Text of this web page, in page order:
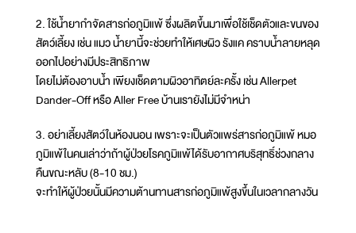
2. ใช้น้ำยากำจัดสารก่อภูมิแพ้ ซึ่งผลิตขึ้นมาเพื่อใช้เช็ดตัวและขนของ
สัตว์เลี้ยง เช่น แมว น้ำยานี้จะช่วยทำให้เศษผิว รังแค คราบน้ำลายหลุด
ออกไปอย่างมีประสิทธิภาพ
โดยไม่ต้องอาบน้ำ เพียงเช็ดตามผิวอาทิตย์ละครั้ง เช่น Allerpet
Dander-Off หรือ Aller Free บ้านเรายังไม่มีจำหน่า
3. อย่าเลี้ยงสัตว์ในห้องนอน เพราะจะเป็นตัวแพร่สารก่อภูมิแพ้ หมอ
ภูมิแพ้ในคนเล่าว่าถ้าผู้ป่วยโรคภูมิแพ้ได้รับอากาศบริสุทธิ์ช่วงกลาง
คืนขณะหลับ (8-10 ชม.)
จะทำให้ผู้ป่วยนั้นมีความต้านทานสารก่อภูมิแพ้สูงขึ้นในเวลากลางวัน